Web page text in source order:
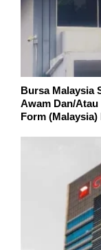
Bursa Malaysia
Awam Dan/
Form